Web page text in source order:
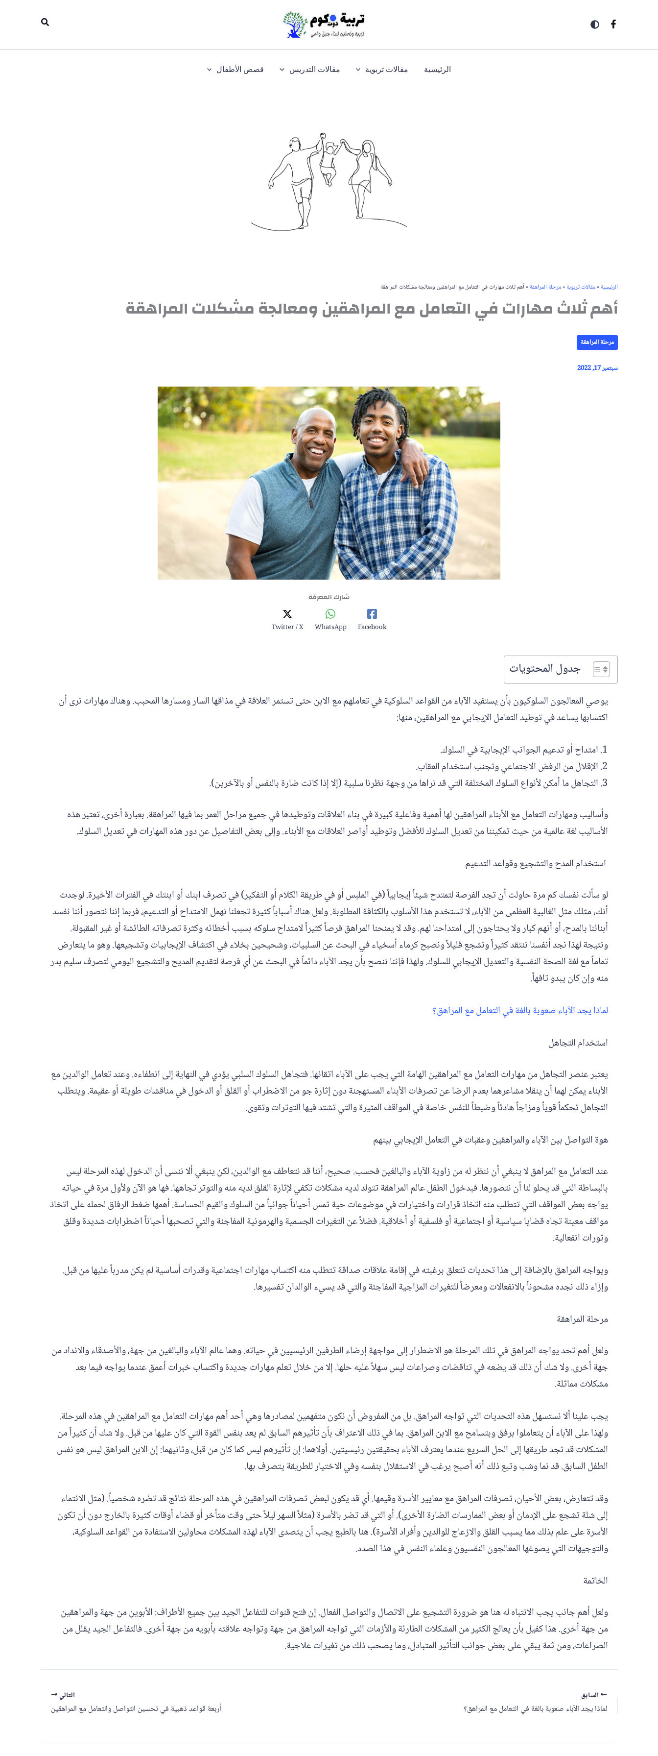
الرئيسية مقالات تربوية مقالات التدريس قصص الأطفال
الرئيسية»مقالات تربوية»مرحلة المراهقة»أهم ثلاث مهارات في التعامل مع المراهقين ومعالجة مشكلات المراهقة
أهم ثلاث مهارات في التعامل مع المراهقين ومعالجة مشكلات المراهقة
مرحلة المراهقة
سبتمبر 17, 2022
شارك المعرفة
Facebook
WhatsApp
Twitter / X
جدول المحتويات
يوصي المعالجون السلوكيون بأن يستفيد الآباء من القواعد السلوكية في تعاملهم مع الابن حتى تستمر العلاقة في مذاقها السار ومسارها المحبب. وهناك مهارات نرى أن
اكتسابها يساعد في توطيد التعامل الإيجابي مع المراهقين، منها:
امتداح أو تدعيم الجوانب الإيجابية في السلوك.
الإقلال من الرفض الاجتماعي وتجنب استخدام العقاب.
التجاهل ما أمكن لأنواع السلوك المختلفة التي قد نراها من وجهة نظرنا سلبية (إلا إذا كانت ضارة بالنفس أو بالآخرين).
وأساليب ومهارات التعامل مع الأبناء المراهقين لها أهمية وفاعلية كبيرة في بناء العلاقات وتوطيدها في جميع مراحل العمر بما فيها المراهقة. بعبارة أخرى، تعتبر هذه
الأساليب لغة عالمية من حيث تمكيننا من تعديل السلوك للأفضل وتوطيد أواصر العلاقات مع الأبناء. وإلى بعض التفاصيل عن دور هذه المهارات في تعديل السلوك.
استخدام المدح والتشجيع وقواعد التدعيم
لو سألت نفسك كم مرة حاولت أن تجد الفرصة لتمتدح شيئاً إيجابياً (في الملبس أو في طريقة الكلام أو التفكير) في تصرف ابنك أو ابنتك في الفترات الأخيرة. لوجدت
أنك، مثلك مثل الغالبية العظمى من الآباء، لا تستخدم هذا الأسلوب بالكثافة المطلوبة. ولعل هناك أسباباً كثيرة تجعلنا نهمل الامتداح أو التدعيم، فربما إننا نتصور أننا نفسد
أبنائنا بالمدح، أو أنهم كبار ولا يحتاجون إلى امتداحنا لهم. وقد لا يمنحنا المراهق فرصاً كثيراً لامتداح سلوكه بسبب أخطائه وكثرة تصرفاته الطائشة أو غير المقبولة.
ونتيجة لهذا نجد أنفسنا ننتقد كثيراً ونشجع قليلاً ونصبح كرماء أسخياء في البحث عن السلبيات، وشحيحين بخلاء في اكتشاف الإيجابيات وتشجيعها. وهو ما يتعارض
تماماً مع لغة الصحة النفسية والتعديل الإيجابي للسلوك. ولهذا فإننا ننصح بأن يجد الآباء دائماً في البحث عن أي فرصة لتقديم المديح والتشجيع اليومي لتصرف سليم بدر
منه وإن كان يبدو تافهاً.
لماذا يجد الآباء صعوبة بالغة في التعامل مع المراهق؟
استخدام التجاهل
يعتبر عنصر التجاهل من مهارات التعامل مع المراهقين الهامة التي يجب على الآباء اتقانها. فتجاهل السلوك السلبي يؤدي في النهاية إلى انطفاءه. وعند تعامل الوالدين مع
الأبناء يمكن لهما أن ينقلا مشاعرهما بعدم الرضا عن تصرفات الأبناء المستهجنة دون إثارة جو من الاضطراب أو القلق أو الدخول في مناقشات طويلة أو عقيمة. ويتطلب
التجاهل تحكماً قوياً ومزاجاً هادئاً وضبطاً للنفس خاصة في المواقف المثيرة والتي تشتد فيها التوترات وتقوى.
هوة التواصل بين الآباء والمراهقين وعقبات في التعامل الإيجابي بينهم
عند التعامل مع المراهق لا ينبغي أن ننظر له من زاوية الآباء والبالغين فحسب. صحيح، أننا قد نتعاطف مع الوالدين، لكن ينبغي ألا ننسى أن الدخول لهذه المرحلة ليس
بالبساطة التي قد يحلو لنا أن نتصورها. فبدخول الطفل عالم المراهقة تتولد لديه مشكلات تكفي لإثارة القلق لديه منه والتوتر تجاهها. فها هو الآن ولأول مرة في حياته
يواجه بعض المواقف التي تتطلب منه اتخاذ قرارات واختيارات في موضوعات حية تمس أحياناً جوانباً من السلوك والقيم الحساسة. أهمها ضغط الرفاق لحمله على اتخاذ
مواقف معينة تجاه قضايا سياسية أو اجتماعية أو فلسفية أو أخلاقية. فضلاً عن التغيرات الجسمية والهرمونية المفاجئة والتي تصحبها أحياناً اضطرابات شديدة وقلق
وثورات انفعالية.
ويواجه المراهق بالإضافة إلى هذا تحديات تتعلق برغبته في إقامة علاقات صداقة تتطلب منه اكتساب مهارات اجتماعية وقدرات أساسية لم يكن مدرباً عليها من قبل.
وإزاء ذلك نجده مشحوناً بالانفعالات ومعرضاً للتغيرات المزاجية المفاجئة والتي قد يسيء الوالدان تفسيرها.
مرحلة المراهقة
ولعل أهم تحد يواجه المراهق في تلك المرحلة هو الاضطرار إلى مواجهة إرضاء الطرفين الرئيسيين في حياته. وهما عالم الآباء والبالغين من جهة، والأصدقاء والانداد من
جهة أخرى. ولا شك أن ذلك قد يضعه في تناقضات وصراعات ليس سهلاً عليه حلها. إلا من خلال تعلم مهارات جديدة واكتساب خبرات أعمق عندما يواجه فيما بعد
مشكلات مماثلة.
يجب علينا ألا نستسهل هذه التحديات التي تواجه المراهق. بل من المفروض أن نكون متفهمين لمصادرها وهي أحد أهم مهارات التعامل مع المراهقين في هذه المرحلة.
ولهذا على الآباء أن يتعاملوا برفق وبتسامح مع الابن المراهق. بما في ذلك الاعتراف بأن تأثيرهم السابق لم يعد بنفس القوة التي كان عليها من قبل. ولا شك أن كثيراً من
المشكلات قد تجد طريقها إلى الحل السريع عندما يعترف الآباء بحقيقتين رئيسيتين. أولاهما: إن تأثيرهم ليس كما كان من قبل، وثانيهما: إن الابن المراهق ليس هو نفس
الطفل السابق. قد نما وشب وتبع ذلك أنه أصبح يرغب في الاستقلال بنفسه وفي الاختيار للطريقة يتصرف بها.
وقد تتعارض، بعض الأحيان، تصرفات المراهق مع معايير الأسرة وقيمها. أي قد يكون لبعض تصرفات المراهقين في هذه المرحلة نتائج قد تضره شخصياً. (مثل الانتماء
إلى شلة تشجع على الإدمان أو بعض الممارسات الضارة الأخرى). أو التي قد تضر بالأسرة (مثلاً السهر ليلاً حتى وقت متأخر أو قضاء أوقات كثيرة بالخارج دون أن تكون
الأسرة على علم بذلك مما يسبب القلق والازعاج للوالدين وأفراد الأسرة). هنا بالطبع يجب أن يتصدى الآباء لهذه المشكلات محاولين الاستفادة من القواعد السلوكية،
والتوجيهات التي يصوغها المعالجون النفسيون وعلماء النفس في هذا الصدد.
الخاتمة
ولعل أهم جانب يجب الانتباه له هنا هو ضرورة التشجيع على الاتصال والتواصل الفعال. إن فتح قنوات للتفاعل الجيد بين جميع الأطراف: الأبوين من جهة والمراهقين
من جهة أخرى. هذا كفيل بأن يعالج الكثير من المشكلات الطارئة والأزمات التي تواجه المراهق من جهة وتواجه علاقته بأبويه من جهة أخرى. فالتفاعل الجيد يقلل من
الصراعات، ومن ثمة يبقي على بعض جوانب التأثير المتبادل، وما يصحب ذلك من تغيرات علاجية.
السابق
لماذا يجد الآباء صعوبة بالغة في التعامل مع المراهق؟
التالي
أربعة قواعد ذهبية في تحسين التواصل والتعامل مع المراهقين